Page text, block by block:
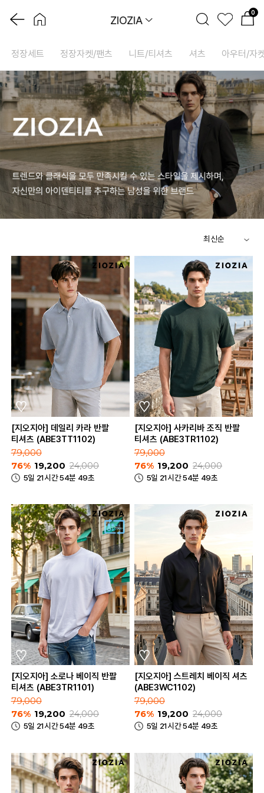
0
ZIOZIA
정장세트 정장자켓/팬츠 니트/티셔츠 셔츠 아우터/자
[지오지아] 데일리 카라 반팔
티셔츠 (ABE3TT1102)
79,000
76% 19,200 24,000
5일 21시간 54분 49초
[지오지아] 사카리바 조직 반팔
티셔츠 (ABE3TR1102)
79,000
76% 19,200 24,000
5일 21시간 54분 49초
[지오지아] 소로나 베이직 반팔
티셔츠 (ABE3TR1101)
79,000
76% 19,200 24,000
5일 21시간 54분 49초
[지오지아] 스트레치 베이직 셔츠
(ABE3WC1102)
79,000
76% 19,200 24,000
5일 21시간 54분 49초